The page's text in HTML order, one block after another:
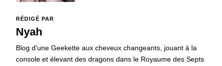
RÉDIGÉ PAR
Nyah
Blog d'une Geekette aux cheveux changeants, jouant à la
console et élevant des dragons dans le Royaume des Septs